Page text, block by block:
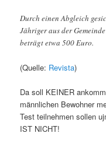
Durch einen Abgleich
Jähriger aus der
beträgt etwa 500 Euro.
(Quelle: Revista)
Da soll KEINER
männlichen Bewohner
Test teilnehmen sollen
IST NICHT!